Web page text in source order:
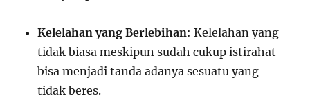
Kelelahan yang Berlebihan: Kelelahan yang
tidak biasa meskipun sudah cukup istirahat
bisa menjadi tanda adanya sesuatu yang
tidak beres.